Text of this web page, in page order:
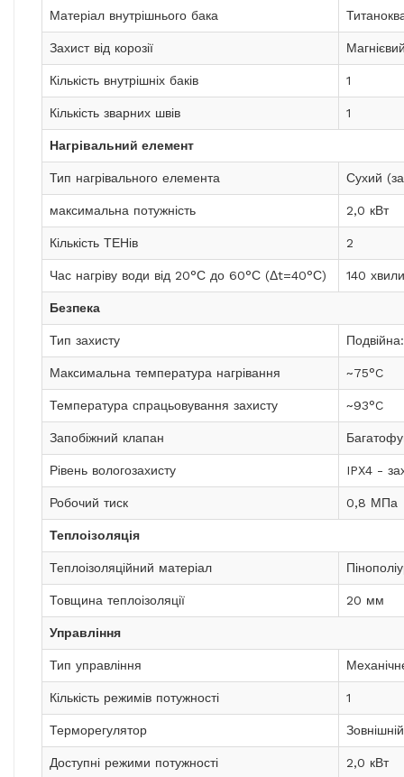
Матеріал внутрішнього бака
Захист від корозії
Кількість внутрішніх баків 1
Кількість зварних швів 1
Нагрівальний елемент
Тип нагрівального елемента Сухий
максимальна потужність 2,0 кВт
Кількість ТЕНів 2
Час нагріву води від 20°С до 60°С (Δt=40°С) 140
Безпека
Тип захисту
Максимальна температура нагрівання ~75°C
Температура спрацьовування захисту ~93°C
Запобіжний клапан
Рівень вологозахисту IPX4 -
Робочий тиск 0,8 МПа
Теплоізоляція
Теплоізоляційний матеріал
Товщина теплоізоляції 20 мм
Управління
Тип управління
Кількість режимів потужності 1
Терморегулятор Зовнішній
Доступні режими потужності 2,0 кВт